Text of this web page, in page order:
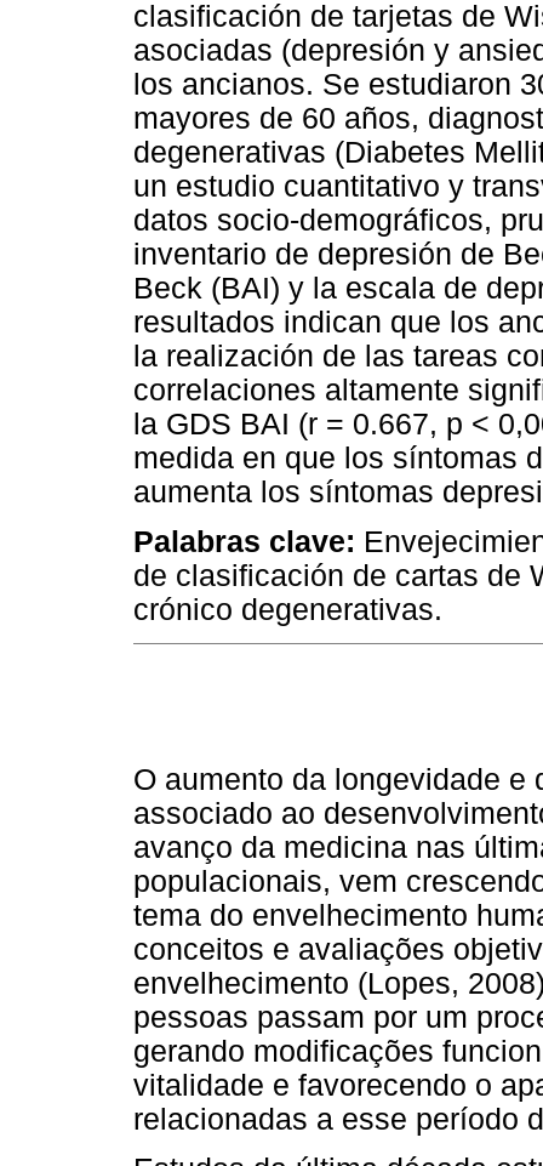
clasificación de tarjetas de
asociadas (depresión y
los ancianos. Se estudiaron
mayores de 60 años,
degenerativas (Diabetes
un estudio cuantitativo y
datos socio-demográficos,
inventario de depresión de
Beck (BAI) y la escala de
resultados indican que los
la realización de las tareas
correlaciones altamente
la GDS BAI (r = 0.667, p <
medida en que los síntomas
aumenta los síntomas
Palabras clave:
de clasificación de cartas de
crónico degenerativas.
O aumento da longevidade e
associado ao
avanço da medicina nas
populacionais, vem
tema do envelhecimento
conceitos e avaliações
envelhecimento (Lopes,
pessoas passam por um
gerando modificações
vitalidade e favorecendo o
relacionadas a esse período